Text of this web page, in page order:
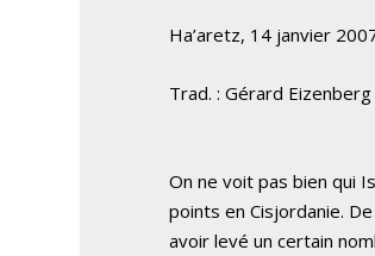
Ha’aretz, 14 janvier
Trad. : Gérard
On ne voit pas bien qui
points en Cisjordanie.
avoir levé un certain